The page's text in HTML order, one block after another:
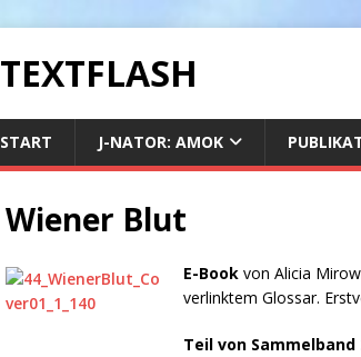
TEXTFLASH
START J-NATOR: AMOK
Wiener Blut
E-Book von Alicia
verlinktem Glossar.
Teil von Sammelband